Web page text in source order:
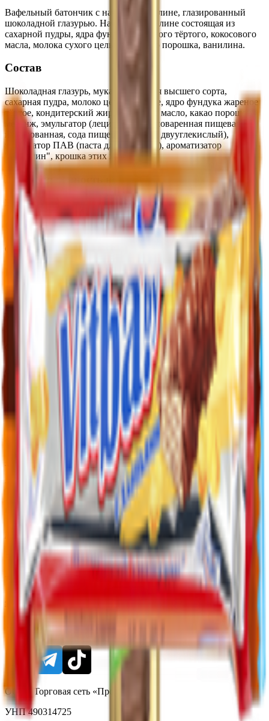
Вафельный батончик с начинкой пралине, глазированный
шоколадной глазурью. Начинка – пралине состоящая из
сахарной пудры, ядра фундука жареного тёртого, кокосового
масла, молока сухого цельного, какао порошка, ванилина.
Состав
Шоколадная глазурь, мука пшеничная высшего сорта,
сахарная пудра, молоко цельное сухое, ядро фундука жареное
тёртое, кондитерский жир, кокосовое масло, какао порошок,
меланж, эмульгатор (лецитин), соль поваренная пищевая
йодированная, сода пищевая (натрий двууглекислый),
эмульгатор ПАВ (паста для сбивания), ароматизатор
"Ванилин", крошка этих же вафель.
Пищевая ценность на 100г
Белки: :53.7Калории
Срок годности
Срок годности:12 месяцев
Изготовитель
Производитель:
СП ОАО «Спартак»
Юридический адрес:
246003, Республика Беларусь, г. Гомель,
ул. Советская,63
Страна производства:
Республика Беларусь
Скачать приложение
Контактный телефон
Пн-Пт: 8:00 - 17:00
info@yoda.by
Не для электронных обращений
Тех. поддержка
support@yoda.by
Мы в соцсетях
ООО «Торговая сеть «Продмир»
УНП 490314725